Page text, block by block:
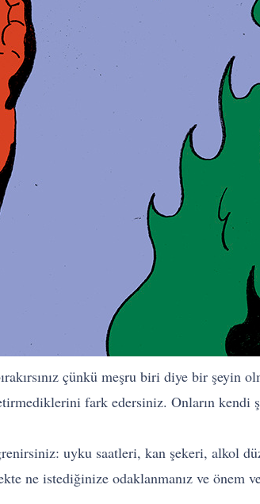
çünkü meşru biri diye bir şeyin
fark edersiniz. Onların kendi
uyku saatleri, kan şekeri, alkol
ne istediğinize odaklanmanız ve